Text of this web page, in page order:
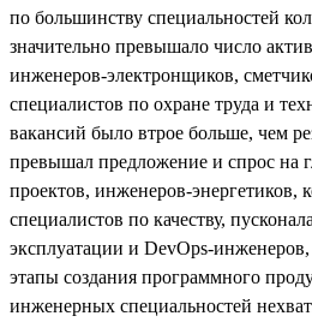
по большинству специальностей
значительно превышало число
инженеров-электронщиков,
специалистов по охране труда и
вакансий было втрое больше, чем
превышал предложение и спрос на
проектов, инженеров-энергетиков,
специалистов по качеству,
эксплуатации и DevOps-
этапы создания программного
инженерных специальностей